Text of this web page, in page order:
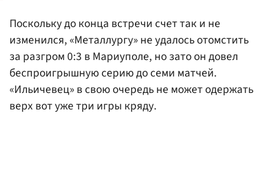
Поскольку до конца встречи счет так и не
изменился, «Металлургу» не удалось отомстить
за разгром 0:3 в Мариуполе, но зато он довел
беспроигрышную серию до семи матчей.
«Ильичевец» в свою очередь не может одержать
верх вот уже три игры кряду.